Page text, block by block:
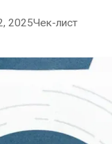
2025Чек-лист